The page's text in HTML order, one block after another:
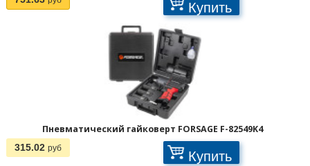
Купить
Пневматический гайковерт FORSAGE F-82549K4
315.02 руб Купить